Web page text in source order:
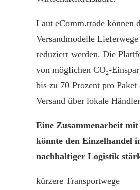
Laut eComm.trade können
Versandmodelle
reduziert werden. Die
von möglichen CO₂-
bis zu 70 Prozent pro Paket
Versand über lokale
Eine Zusammenarbeit
könnte den Einzelhandel
nachhaltiger Logistik
kürzere Transportwege